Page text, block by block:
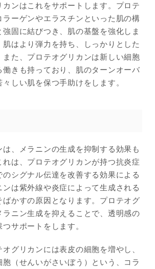
ンはこれをサポートします。プロテ
ラーゲンやエラスチンといった肌の構
固に結びつき、肌の基盤を強化しま
はより弾力を持ち、しっかりとした
た、プロテオグリカンは新しい細胞
きも持っており、肌のターンオーバ
しい肌を保つ手助けをします。
、メラニンの生成を抑制する効果も
は、プロテオグリカンが持つ抗炎症
シグナル伝達を改善する効果による
ンは紫外線や炎症によって生成される
かすの原因となります。プロテオグ
ラニン生成を抑えることで、透明感の
サポートをします。
グリカンには表皮の細胞を増やし、
胞（せんいがさいぼう）という、コラ